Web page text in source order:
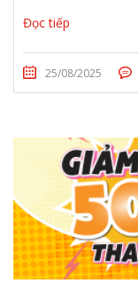
Đọc tiếp
25/08/2025